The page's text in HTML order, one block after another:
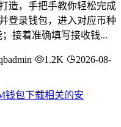
造，手把手教你轻松完成
登录钱包，进入对应币种
接着准确填写接收钱...
1.2K
2026-08-